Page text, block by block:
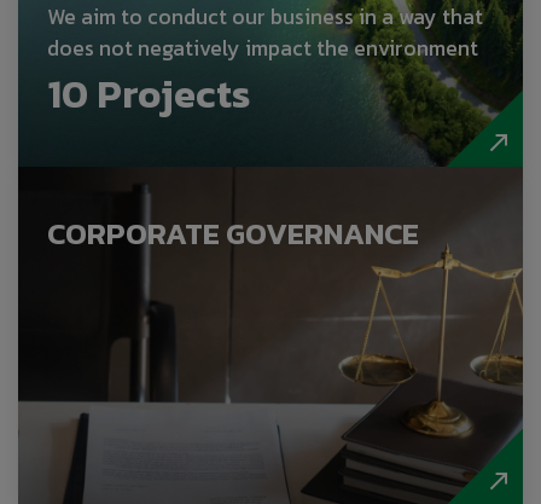
We aim to conduct our business in a way that
does not negatively impact the environment
10 Projects
CORPORATE GOVERNANCE